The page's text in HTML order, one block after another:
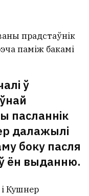
прадстаўнік
паміж бакамі
ў
пасланнік
далажылі
боку пасля
ён выданню.
Кушнер